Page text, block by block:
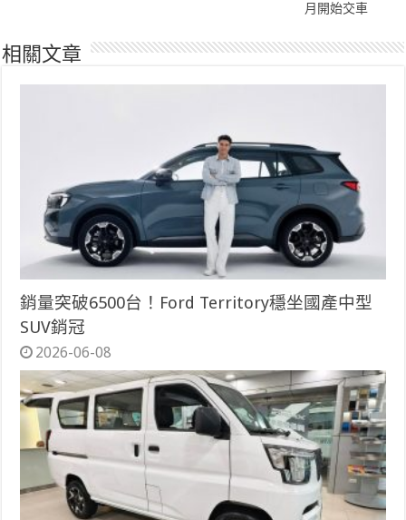
月開始交車
相關文章
銷量突破6500台！Ford Territory穩坐國產中型
SUV銷冠
2026-06-08